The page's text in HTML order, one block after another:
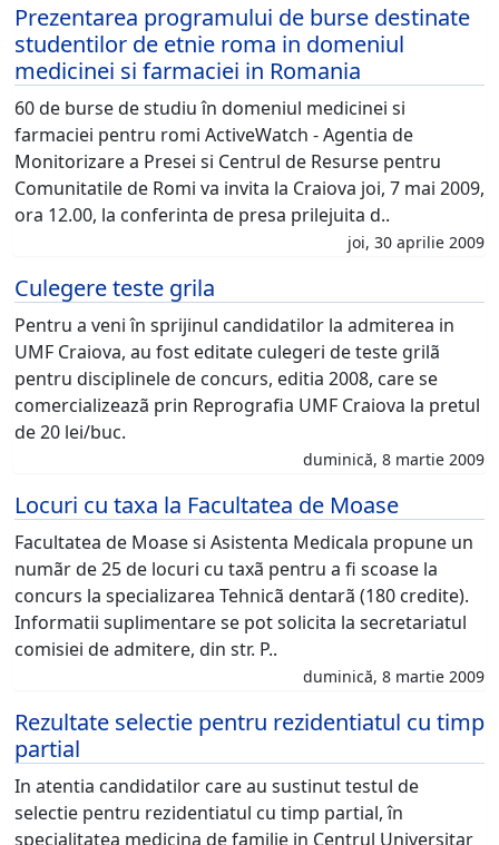
Prezentarea programului de burse destinate
studentilor de etnie roma in domeniul
medicinei si farmaciei in Romania
60 de burse de studiu în domeniul medicinei si
farmaciei pentru romi ActiveWatch - Agentia de
Monitorizare a Presei si Centrul de Resurse pentru
Comunitatile de Romi va invita la Craiova joi, 7 mai 2009,
ora 12.00, la conferinta de presa prilejuita d..
joi, 30 aprilie 2009
Culegere teste grila
Pentru a veni în sprijinul candidatilor la admiterea in
UMF Craiova, au fost editate culegeri de teste grilã
pentru disciplinele de concurs, editia 2008, care se
comercializeazã prin Reprografia UMF Craiova la pretul
de 20 lei/buc.
duminică, 8 martie 2009
Locuri cu taxa la Facultatea de Moase
Facultatea de Moase si Asistenta Medicala propune un
numãr de 25 de locuri cu taxã pentru a fi scoase la
concurs la specializarea Tehnicã dentarã (180 credite).
Informatii suplimentare se pot solicita la secretariatul
comisiei de admitere, din str. P..
duminică, 8 martie 2009
Rezultate selectie pentru rezidentiatul cu timp
partial
In atentia candidatilor care au sustinut testul de
selectie pentru rezidentiatul cu timp partial, în
specialitatea medicina de familie in Centrul Universitar